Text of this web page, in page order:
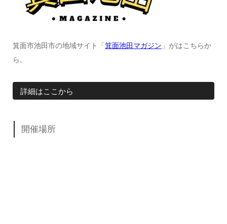
箕面市池田市の地域サイト「箕面池田マガジン 」がはこちらか
ら。
詳細はここから
開催場所